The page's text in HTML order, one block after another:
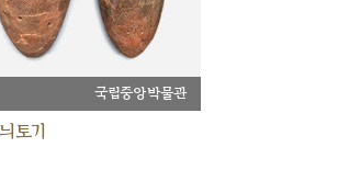
국립중앙박물관
토기